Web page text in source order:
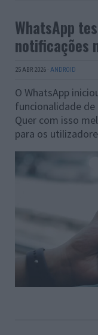
WhatsApp
notificações
25 ABR 2026 · ANDROID
O WhatsApp
funcionalidade
Quer com isso
para os